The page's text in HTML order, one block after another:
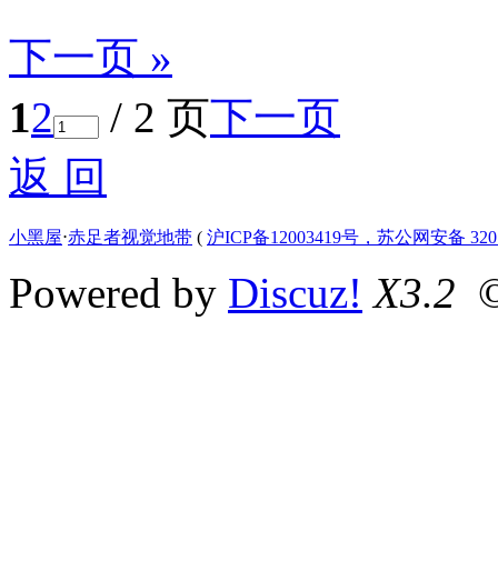
下一页 »
12 / 2 页下一页
返 回
小黑屋⋅赤足者视觉地带 ( 沪ICP备12003419号，苏公网安备
Powered by Discuz! X3.2